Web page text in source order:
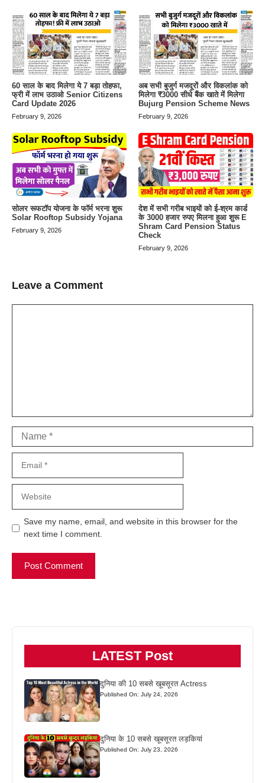
60 साल के बाद मिलेगा ये 7 बड़ा तोहफा,
फ्री में लाभ उठाओ Senior Citizens
Card Update 2026
February 9, 2026
अब सभी बुजुर्ग मजदूरों और विकलांक को
मिलेगा ₹3000 सीधे बैंक खाते में मिलेगा
Bujurg Pension Scheme News
February 9, 2026
सोलर रूफटॉप योजना के फॉर्म भरना शुरू
Solar Rooftop Subsidy Yojana
February 9, 2026
देश में सभी गरीब भाइयों को ई-श्रम कार्ड
के 3000 हजार रुपए मिलना हुआ शुरू E
Shram Card Pension Status
Check
February 9, 2026
Leave a Comment
Name
Save my name, email, and website in this browser for the
next time I comment.
LATEST Post
दुनिया की 10 सबसे खूबसूरत Actress
Published On: July 24, 2026
दुनिया के 10 सबसे खूबसूरत लड़कियां
Published On: July 23, 2026